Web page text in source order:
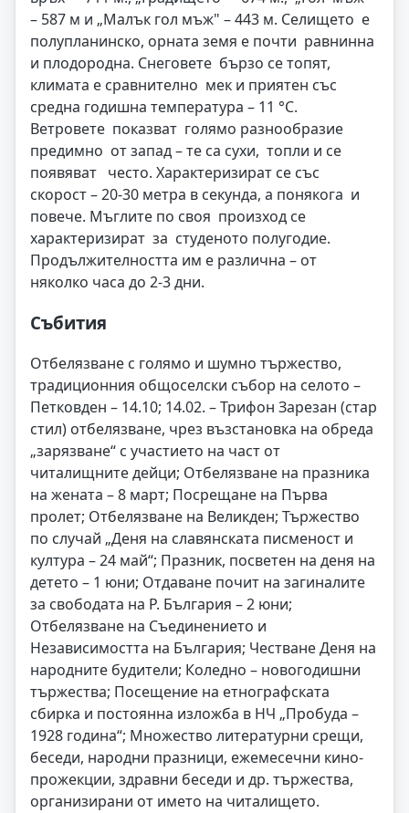
– 587 м и „Малък гол мъж" – 443 м. Селището е
полупланинско, орната земя е почти равнинна
и плодородна. Снеговете бързо се топят,
климата е сравнително мек и приятен със
средна годишна температура – 11 °C.
Ветровете показват голямо разнообразие
предимно от запад – те са сухи, топли и се
появяват често. Характеризират се със
скорост – 20-30 метра в секунда, а понякога и
повече. Мъглите по своя произход се
характеризират за студеното полугодие.
Продължителността им е различна – от
няколко часа до 2-3 дни.
Събития
Отбелязване с голямо и шумно тържество,
традиционния общоселски събор на селото –
Петковден – 14.10; 14.02. – Трифон Зарезан (стар
стил) отбелязване, чрез възстановка на обреда
„зарязване“ с участието на част от
читалищните дейци; Отбелязване на празника
на жената – 8 март; Посрещане на Първа
пролет; Отбелязване на Великден; Тържество
по случай „Деня на славянската писменост и
култура – 24 май“; Празник, посветен на деня на
детето – 1 юни; Отдаване почит на загиналите
за свободата на Р. България – 2 юни;
Отбелязване на Съединението и
Независимостта на България; Честване Деня на
народните будители; Коледно – новогодишни
тържества; Посещение на етнографската
сбирка и постоянна изложба в НЧ „Пробуда –
1928 година“; Множество литературни срещи,
беседи, народни празници, ежемесечни кино-
прожекции, здравни беседи и др. тържества,
организирани от името на читалището.